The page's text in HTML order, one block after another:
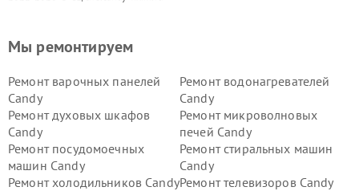
Мы ремонтируем
Ремонт варочных панелей
Candy
Ремонт водонагревателей
Candy
Ремонт духовых шкафов
Candy
Ремонт микроволновых
печей Candy
Ремонт посудомоечных
машин Candy
Ремонт стиральных машин
Candy
Ремонт холодильников CandyРемонт телевизоров Candy